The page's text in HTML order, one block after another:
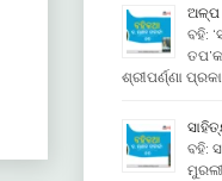
ଅଳ୍ପ
ବହି:
ଶ୍ରୀପର୍ଣ୍ଣା
ବହି: